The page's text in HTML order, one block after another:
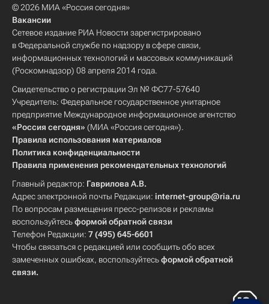
© 2026 МИА «Россия сегодня»
Вакансии
Сетевое издание РИА Новости зарегистрировано
в Федеральной службе по надзору в сфере связи,
информационных технологий и массовых коммуникаций
(Роскомнадзор) 08 апреля 2014 года.
Свидетельство о регистрации Эл № ФС77-57640
Учредитель: Федеральное государственное унитарное
предприятие Международное информационное агентство
«Россия сегодня» (МИА «Россия сегодня»).
Правила использования материалов
Политика конфиденциальности
Правила применения рекомендательных технологий
Главный редактор: Гаврилова А.В.
Адрес электронной почты Редакции: internet-group@ria.ru
По вопросам размещения пресс-релизов и рекламы
воспользуйтесьформой обратной связи
Телефон Редакции: 7 (495) 645-6601
Чтобы связаться с редакцией или сообщить обо всех
замеченных ошибках, воспользуйтесьформой обратной
связи.